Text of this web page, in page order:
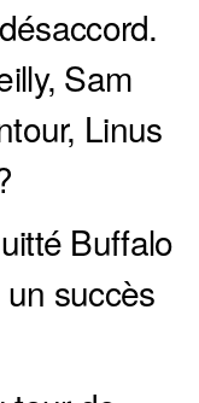
Sam
Linus
Buffalo
succès